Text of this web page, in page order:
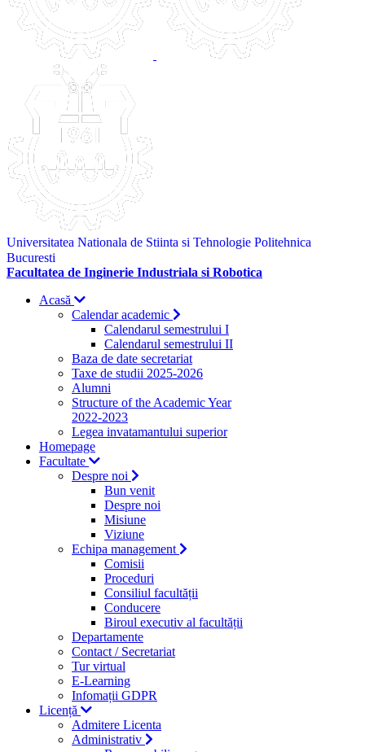
Universitatea Nationala de Stiinta si Tehnologie Politehnica
Bucuresti
Facultatea de Inginerie Industriala si Robotica
Acasă
Calendar academic
Calendarul semestrului I
Calendarul semestrului II
Baza de date secretariat
Taxe de studii 2025-2026
Alumni
Structure of the Academic Year
2022-2023
Legea invatamantului superior
Homepage
Facultate
Despre noi
Bun venit
Despre noi
Misiune
Viziune
Echipa management
Comisii
Proceduri
Consiliul facultății
Conducere
Biroul executiv al facultății
Departamente
Contact / Secretariat
Tur virtual
E-Learning
Infomații GDPR
Licență
Admitere Licenta
Administrativ